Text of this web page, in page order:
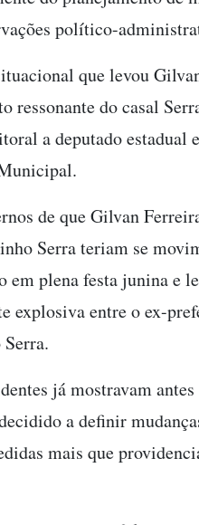
político-
que levou
ressonante do casal
a deputado
de que Gilvan
Serra teriam se
em plena festa junina e
explosiva entre o ex-
já mostravam
a definir
mais que